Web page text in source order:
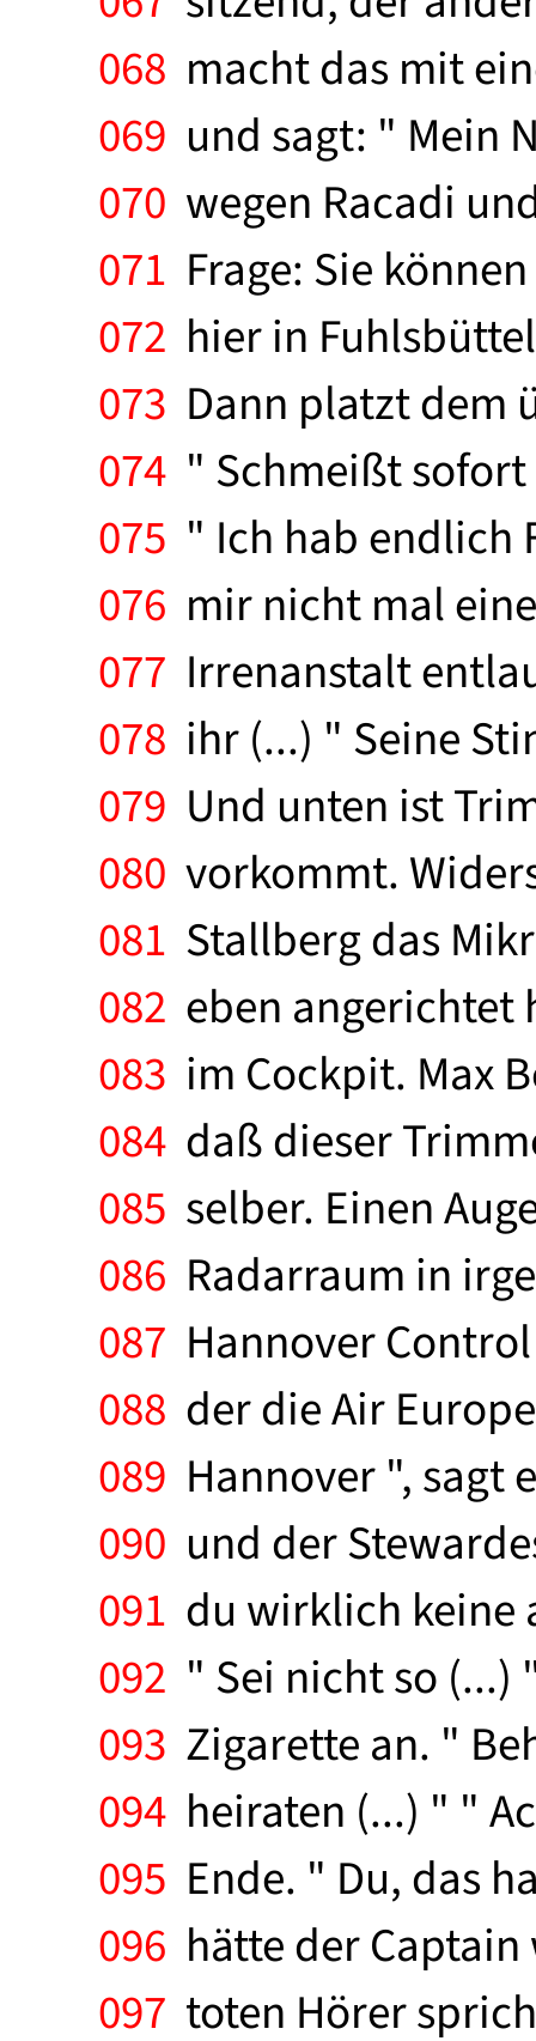
068 macht das mit
069 und sagt: " Mein
070 wegen Racadi
071 Frage: Sie
072 hier in
073 Dann platzt dem
074 " Schmeißt
075 " Ich hab
076 mir nicht mal
077 Irrenanstalt
078 ihr (...) " Seine
079 Und unten ist
080 vorkommt.
081 Stallberg das
082 eben angerichtet
083 im Cockpit. Max
084 daß dieser
085 selber. Einen
086 Radarraum in
087 Hannover
088 der die Air
089 Hannover ", sagt
090 und der
091 du wirklich keine
092 " Sei nicht so
093 Zigarette an. "
094 heiraten (...) " "
095 Ende. " Du, das
096 hätte der
097 toten Hörer